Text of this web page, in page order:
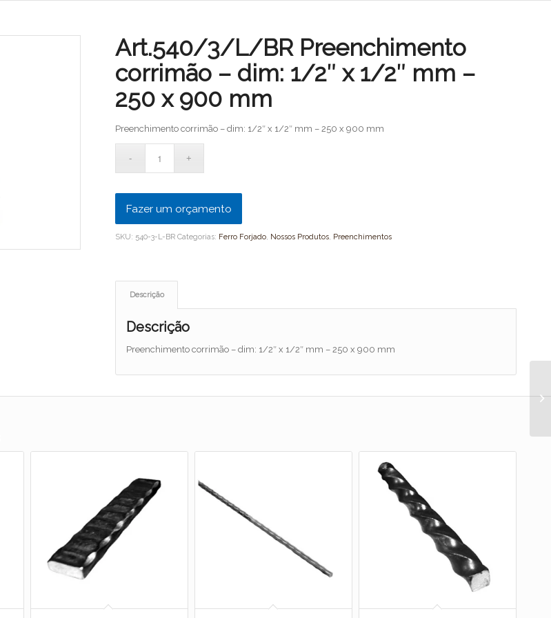
Art.540/3/L/BR Preenchimento
corrimão – dim: 1/2″ x 1/2″ mm –
250 x 900 mm
Preenchimento corrimão – dim: 1/2″ x 1/2″ mm – 250 x 900 mm
Fazer um orçamento
SKU: 540-3-L-BR Categorias: Ferro Forjado, Nossos Produtos, Preenchimentos
Descrição
Descrição
Preenchimento corrimão – dim: 1/2″ x 1/2″ mm – 250 x 900 mm